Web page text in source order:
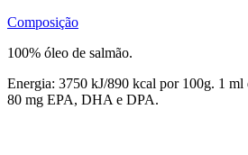
Composição
100% óleo de salmão.
Energia: 3750 kJ/890 kcal por 100g. 1 ml
80 mg EPA, DHA e DPA.